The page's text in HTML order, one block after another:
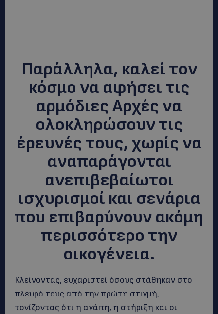
Παράλληλα, καλεί τον
κόσμο να αφήσει τις
αρμόδιες Αρχές να
ολοκληρώσουν τις
έρευνές τους, χωρίς να
αναπαράγονται
ανεπιβεβαίωτοι
ισχυρισμοί και σενάρια
που επιβαρύνουν ακόμη
περισσότερο την
οικογένεια.
Κλείνοντας, ευχαριστεί όσους στάθηκαν στο
πλευρό τους από την πρώτη στιγμή,
τονίζοντας ότι η αγάπη, η στήριξη και οι